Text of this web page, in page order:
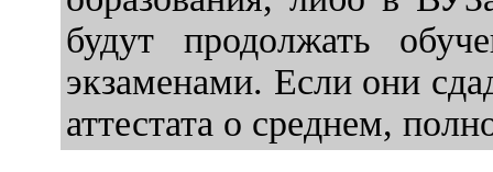
будут продолжать
экзаменами. Если они
аттестата о среднем,